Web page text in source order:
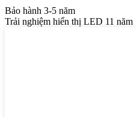
Bảo hành 3-5 năm
Trải nghiệm hiển thị LED 11 năm